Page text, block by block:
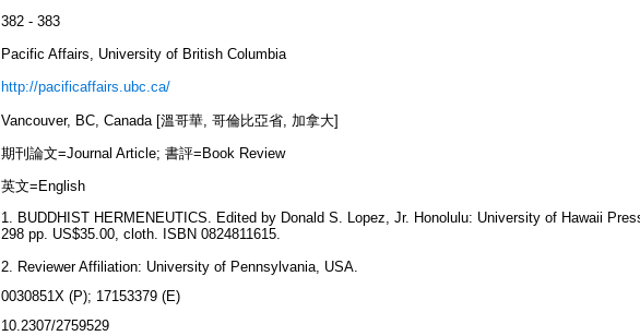
382 - 383
Pacific Affairs, University of British Columbia
http://pacificaffairs.ubc.ca/
Vancouver, BC, Canada [溫哥華, 哥倫比亞省, 加拿大]
期刊論文=Journal Article; 書評=Book Review
英文=English
1. BUDDHIST HERMENEUTICS. Edited by Donald S. Lopez, Jr. Honolulu: University of Hawaii
298 pp. US$35.00, cloth. ISBN 0824811615.
2. Reviewer Affiliation: University of Pennsylvania, USA.
0030851X (P); 17153379 (E)
10.2307/2759529